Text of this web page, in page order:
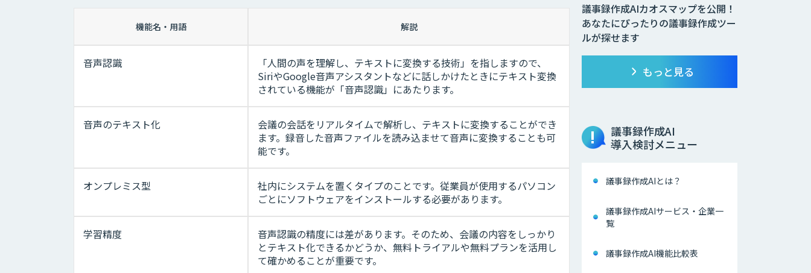
機能名・用語 解説
音声認識
「人間の声を理解し、テキストに変換する技術」を指しますので、
SiriやGoogle音声アシスタントなどに話しかけたときにテキスト変換
されている機能が「音声認識」にあたります。
音声のテキスト化
会議の会話をリアルタイムで解析し、テキストに変換することができ
ます。録音した音声ファイルを読み込ませて音声に変換することも可
能です。
オンプレミス型
社内にシステムを置くタイプのことです。従業員が使用するパソコン
ごとにソフトウェアをインストールする必要があります。
学習精度
音声認識の精度には差があります。そのため、会議の内容をしっかり
とテキスト化できるかどうか、無料トライアルや無料プランを活用し
て確かめることが重要です。
議事録作成AIカオスマップを公開！
あなたにぴったりの議事録作成ツー
ルが探せます
もっと見る
議事録作成AI
導入検討メニュー
議事録作成AIとは？
議事録作成AIサービス・企業一
覧
議事録作成AI機能比較表